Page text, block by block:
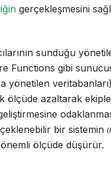
gerçekleşmesini
sunduğu
Functions gibi
yönetilen
ölçüde azaltarak
bir sistemin
önemli ölçüde düşürür.